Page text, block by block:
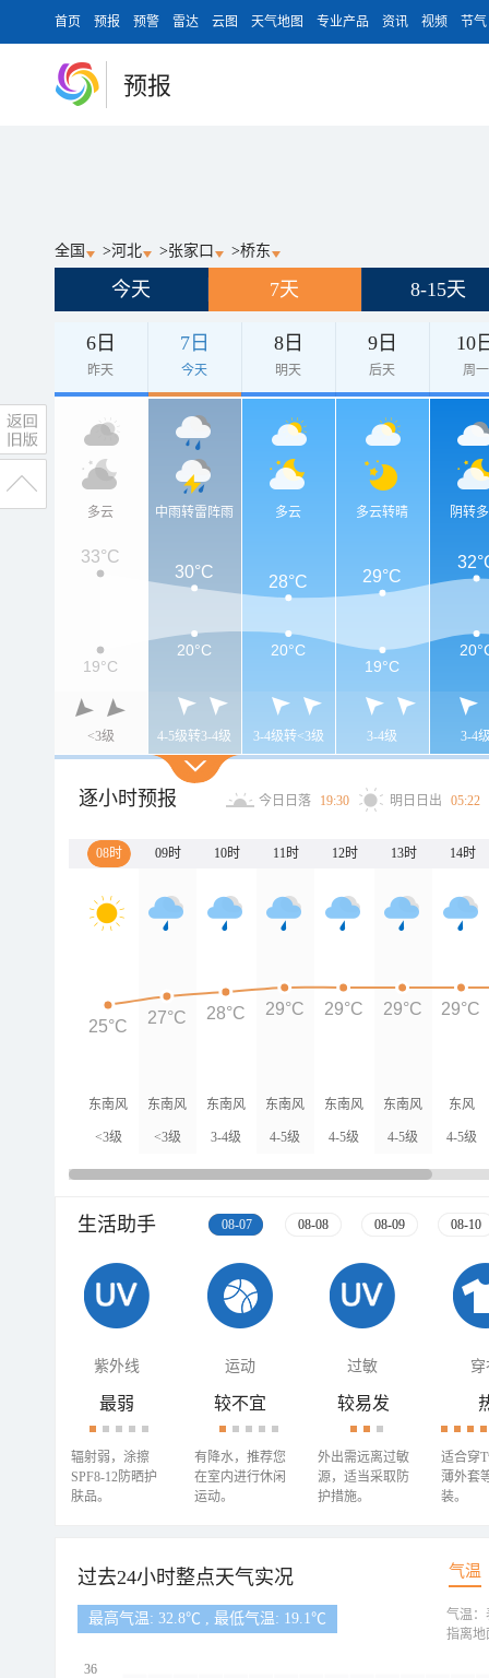
首页 预报 预警 雷达 云图 天气地图 专业产品 资讯 视频 节气
预报
全国 >河北 >张家口 >桥东
今天 7天 8-15天
6日
昨天
7日
今天
8日
明天
9日
后天
10
周一
多云
<3级
中雨转雷阵雨
4-5级转3-4级
多云
3-4级转<3级
多云转晴
3-4级
阴转
3-4
33°C
30°C
28°C 29°C
19°C
20°C
20°C
19°C
逐小时预报 今日日落 19:30 明日日出 05:22
08时 09时 10时 11时 12时 13时 14时
东南风
<3级
东南风
<3级
东南风
3-4级
东南风
4-5级
东南风
4-5级
东南风
4-5级
东风
4-5级
25°C 27°C 28°C 29°C 29°C 29°C 29°C
生活助手 08-07 08-08 08-09 08-10
紫外线 运动 过敏 穿
最弱
辐射弱，涂擦
SPF8-12防晒护
肤品。
较不宜
有降水，推荐您
在室内进行休闲
运动。
较易发
外出需远离过敏
源，适当采取防
护措施。
适合穿
薄外套
装。
过去24小时整点天气实况 气温
最高气温: 32.8℃ , 最低气温: 19.1℃
36
气温：
指离地